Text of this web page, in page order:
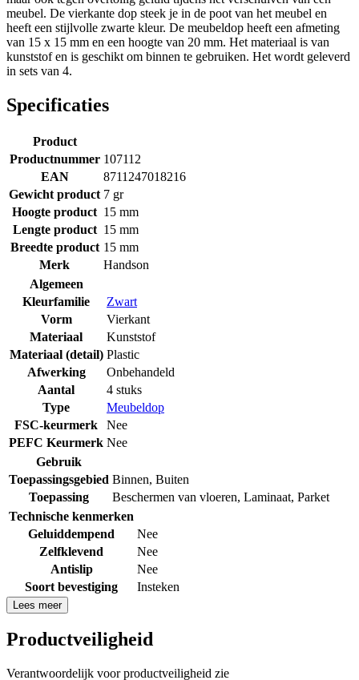
meubel. De vierkante dop steek je in de poot van het meubel en
heeft een stijlvolle zwarte kleur. De meubeldop heeft een afmeting
van 15 x 15 mm en een hoogte van 20 mm. Het materiaal is van
kunststof en is geschikt om binnen te gebruiken. Het wordt geleverd
in sets van 4.
Specificaties
Product
Productnummer 107112
EAN
8711247018216
Gewicht product 7 gr
Hoogte product 15 mm
Lengte product 15 mm
Breedte product 15 mm
Merk
Handson
Algemeen
Kleurfamilie
Zwart
Vorm
Vierkant
Materiaal
Kunststof
Materiaal (detail) Plastic
Afwerking
Onbehandeld
Aantal
4 stuks
Type
Meubeldop
FSC-keurmerk
Nee
PEFC Keurmerk Nee
Gebruik
Toepassingsgebied Binnen, Buiten
Toepassing
Beschermen van vloeren, Laminaat, Parket
Technische kenmerken
Geluiddempend
Nee
Zelfklevend
Nee
Antislip
Nee
Soort bevestiging
Insteken
Lees meer
Productveiligheid
Verantwoordelijk voor productveiligheid zie